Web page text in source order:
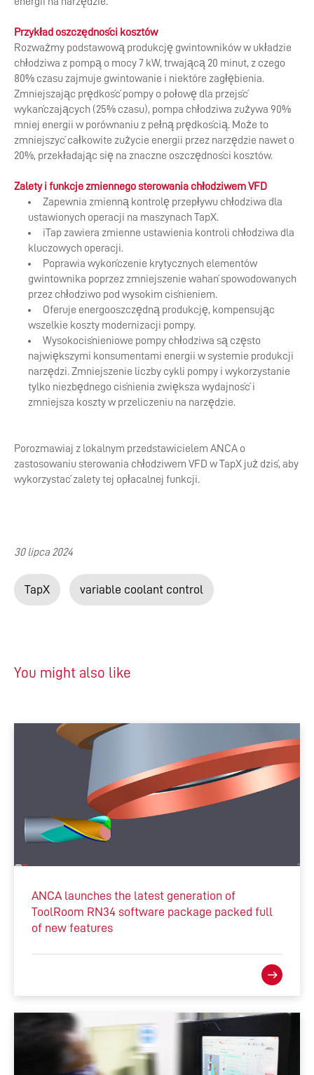
Przykład oszczędności kosztów
Rozważmy podstawową produkcję gwintowników w układzie
chłodziwa z pompą o mocy 7 kW, trwającą 20 minut, z czego
80% czasu zajmuje gwintowanie i niektóre zagłębienia.
Zmniejszając prędkość pompy o połowę dla przejść
wykańczających (25% czasu), pompa chłodziwa zużywa 90%
mniej energii w porównaniu z pełną prędkością. Może to
zmniejszyć całkowite zużycie energii przez narzędzie nawet o
20%, przekładając się na znaczne oszczędności kosztów.
Zalety i funkcje zmiennego sterowania chłodziwem VFD
Zapewnia zmienną kontrolę przepływu chłodziwa dla
ustawionych operacji na maszynach TapX.
iTap zawiera zmienne ustawienia kontroli chłodziwa dla
kluczowych operacji.
Poprawia wykończenie krytycznych elementów
gwintownika poprzez zmniejszenie wahań spowodowanych
przez chłodziwo pod wysokim ciśnieniem.
Oferuje energooszczędną produkcję, kompensując
wszelkie koszty modernizacji pompy.
Wysokociśnieniowe pompy chłodziwa są często
największymi konsumentami energii w systemie produkcji
narzędzi. Zmniejszenie liczby cykli pompy i wykorzystanie
tylko niezbędnego ciśnienia zwiększa wydajność i
zmniejsza koszty w przeliczeniu na narzędzie.
Porozmawiaj z lokalnym przedstawicielem ANCA o
zastosowaniu sterowania chłodziwem VFD w TapX już dziś, aby
wykorzystać zalety tej opłacalnej funkcji.
30 lipca 2024
TapX variable coolant control
You might also like
ANCA launches the latest generation of
ToolRoom RN34 software package packed full
of new features